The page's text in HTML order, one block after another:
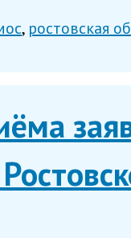
ростовская